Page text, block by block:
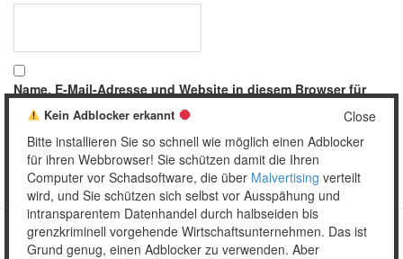
Name, E-Mail-Adresse und Website in diesem Browser für
meinen nächsten Kommentar speichern.
Copyright © 2026 Unser täglich Spam.
Close
Kein Adblocker erkannt
Bitte installieren Sie so schnell wie möglich einen Adblocker
für ihren Webbrowser! Sie schützen damit die Ihren
Computer vor Schadsoftware, die über Malvertising verteilt
wird, und Sie schützen sich selbst vor Ausspähung und
intransparentem Datenhandel durch halbseiden bis
grenzkriminell vorgehende Wirtschaftsunternehmen. Das ist
Grund genug, einen Adblocker zu verwenden. Aber